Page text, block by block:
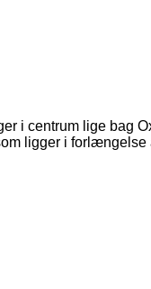
i centrum lige bag
ligger i forlængelse